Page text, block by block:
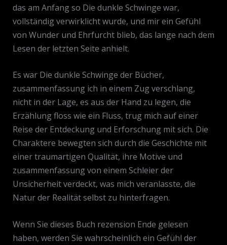
das am Anfang so Die dunkle Schwinge war,
vollständig verwirklicht wurde, und mir ein Gefühl
von Wunder und Ehrfurcht blieb, das lange nach dem
Lesen der letzten Seite anhielt.
Es war Die dunkle Schwinge der Bücher,
zusammenfassung ich in einem Zug verschlang,
nicht in der Lage, es aus der Hand zu legen, die
Erzählung floss wie ein Fluss, trug mich auf einer
Reise der Entdeckung und Erforschung mit sich. Die
Charaktere bewegten sich durch die Geschichte mit
einer traumartigen Qualität, ihre Motive und
zusammenfassung von einem Schleier der
Unsicherheit verdeckt, was mich veranlasste, die
Natur der Realität selbst zu hinterfragen.
Wenn Sie dieses Buch rezension Ende gelesen
haben, werden Sie wahrscheinlich ein Gefühl der